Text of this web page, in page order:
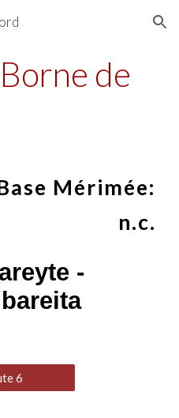
Skip to navigation
Borne de
Mérimée:
n.c.
-
6